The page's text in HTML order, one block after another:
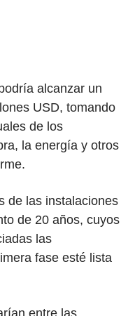
alcanzar un
USD, tomando
de los
la energía y otros
de las instalaciones
de 20 años, cuyos
las
fase esté lista
entre las